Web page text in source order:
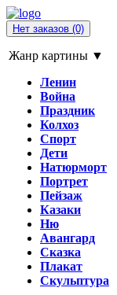
Нет заказов (0)
Жанр картины ▼
Ленин
Война
Праздник
Колхоз
Спорт
Дети
Натюрморт
Портрет
Пейзаж
Казаки
Ню
Авангард
Сказка
Плакат
Скульптура